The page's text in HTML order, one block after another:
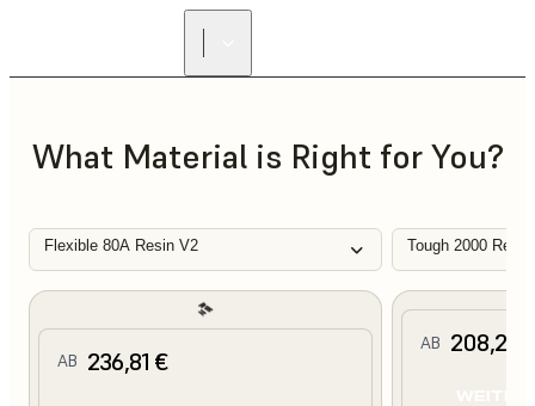
What Material is Right for You?
Flexible 80A Resin V2 Tough 2000
AB 236,81 €
AB 208,25